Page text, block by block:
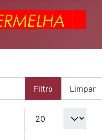
Filtro Limpar
Qtd. a exibir